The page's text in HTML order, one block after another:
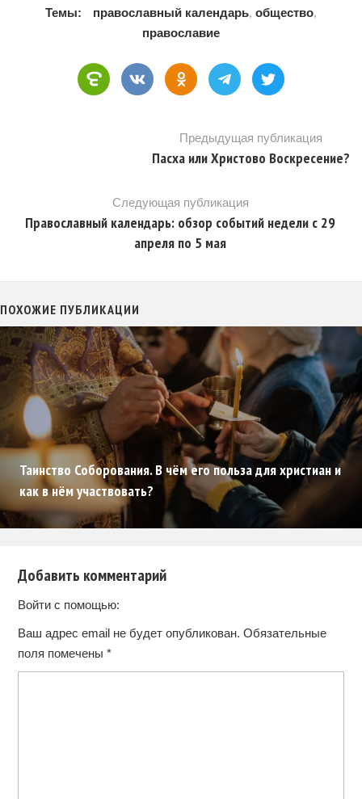
Темы: православный календарь, общество,
православие
Предыдущая публикация
Пасха или Христово Воскресение?
Следующая публикация
Православный календарь: обзор событий недели с 29
апреля по 5 мая
ПОХОЖИЕ ПУБЛИКАЦИИ
Таинство Соборования. В чём его польза для христиан и
как в нём участвовать?
Добавить комментарий
Войти с помощью:
Ваш адрес email не будет опубликован. Обязательные
поля помечены *